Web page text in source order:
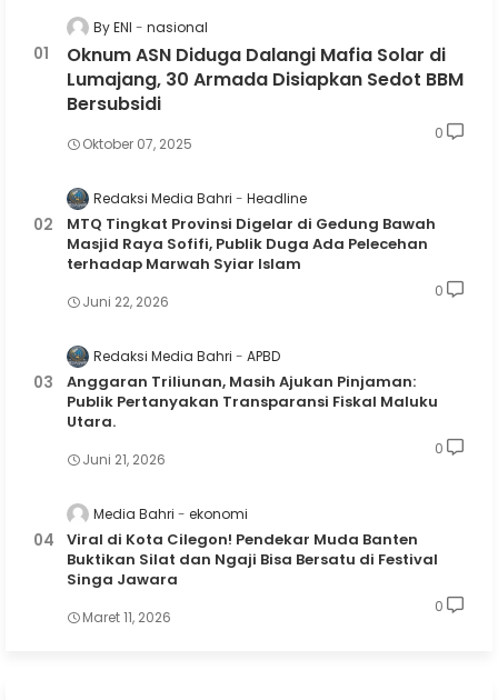
By ENI nasional
Oknum ASN Diduga Dalangi Mafia Solar di
Lumajang, 30 Armada Disiapkan Sedot BBM
Bersubsidi
Oktober 07, 2025
0
Redaksi Media Bahri Headline
MTQ Tingkat Provinsi Digelar di Gedung Bawah
Masjid Raya Sofifi, Publik Duga Ada Pelecehan
terhadap Marwah Syiar Islam
Juni 22, 2026
0
Redaksi Media Bahri APBD
Anggaran Triliunan, Masih Ajukan Pinjaman:
Publik Pertanyakan Transparansi Fiskal Maluku
Utara.
Juni 21, 2026
0
Media Bahri ekonomi
Viral di Kota Cilegon! Pendekar Muda Banten
Buktikan Silat dan Ngaji Bisa Bersatu di Festival
Singa Jawara
Maret 11, 2026
0